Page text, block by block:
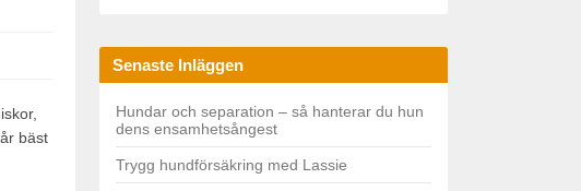
bäst
h
f
r:
Senaste Inläggen
Hundar och separation – så hanterar du hun
dens ensamhetsångest
Trygg hundförsäkring med Lassie